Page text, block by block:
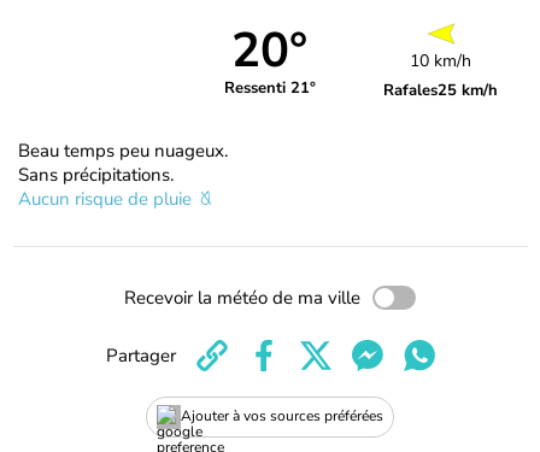
20°
Ressenti 21°
10 km/h
Rafales25 km/h
Beau temps peu nuageux.
Sans précipitations.
Aucun risque de pluie
Recevoir la météo de ma ville
Ajouter à vos sources préférées
Partager